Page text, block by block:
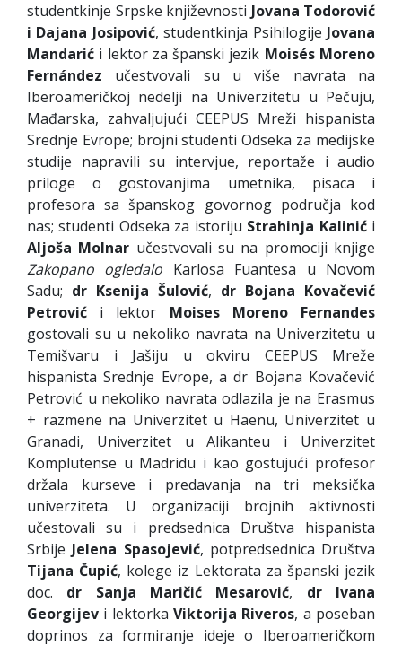
studentkinje Srpske književnosti Jovana Todorović
i Dajana Josipović, studentkinja Psihilogije Jovana
Mandarić i lektor za španski jezik Moisés Moreno
Fernández učestvovali su u više navrata na
Iberoameričkoj nedelji na Univerzitetu u Pečuju,
Mađarska, zahvaljujući CEEPUS Mreži hispanista
Srednje Evrope; brojni studenti Odseka za medijske
studije napravili su intervjue, reportaže i audio
priloge o gostovanjima umetnika, pisaca i
profesora sa španskog govornog područja kod
nas; studenti Odseka za istoriju Strahinja Kalinići
Aljoša Molnar učestvovali su na promociji knjige
Zakopano ogledalo Karlosa Fuantesa u Novom
Sadu; dr Ksenija Šulović, dr Bojana Kovačević
Petrović i lektor Moises Moreno
Fernandes
gostovali su u nekoliko navrata na Univerzitetu u
Temišvaru i Jašiju u okviru CEEPUS Mreže
hispanista Srednje Evrope, a dr Bojana Kovačević
Petrović u nekoliko navrata odlazila je na Erasmus
+ razmene na Univerzitet u Haenu, Univerzitet u
Granadi, Univerzitet u Alikanteu i Univerzitet
Komplutense u Madridu i kao gostujući profesor
držala kurseve i predavanja na tri meksička
univerziteta. U organizaciji brojnih aktivnosti
učestovali su i predsednica Društva hispanista
Srbije Jelena Spasojević, potpredsednica Društva
Tijana Čupić, kolege iz Lektorata za španski jezik
doc. dr Sanja Maričić Mesarović, dr
Ivana
Georgijev i lektorka Viktorija Riveros, a poseban
doprinos za formiranje ideje o Iberoameričkom